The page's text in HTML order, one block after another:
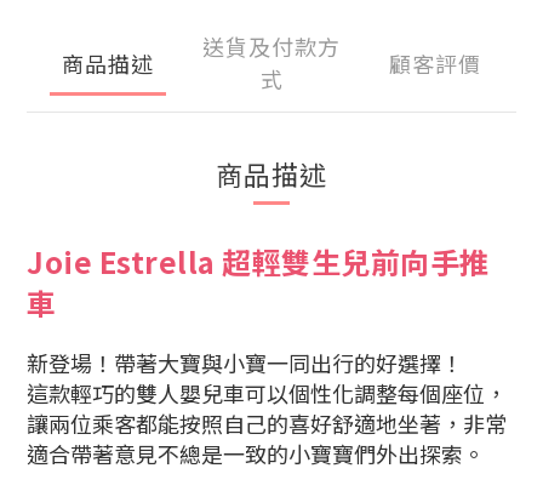
商品描述
送貨及付款方
式
顧客評價
商品描述
Joie Estrella 超輕雙生兒前向手推
車
新登場！ 帶著大寶與小寶一同出行的好選擇！
這款輕巧的雙人嬰兒車可以個性化調整每個座位，
讓兩位乘客都能按照自己的喜好舒適地坐著，非常
適合帶著意見不總是一致的小寶寶們外出探索。